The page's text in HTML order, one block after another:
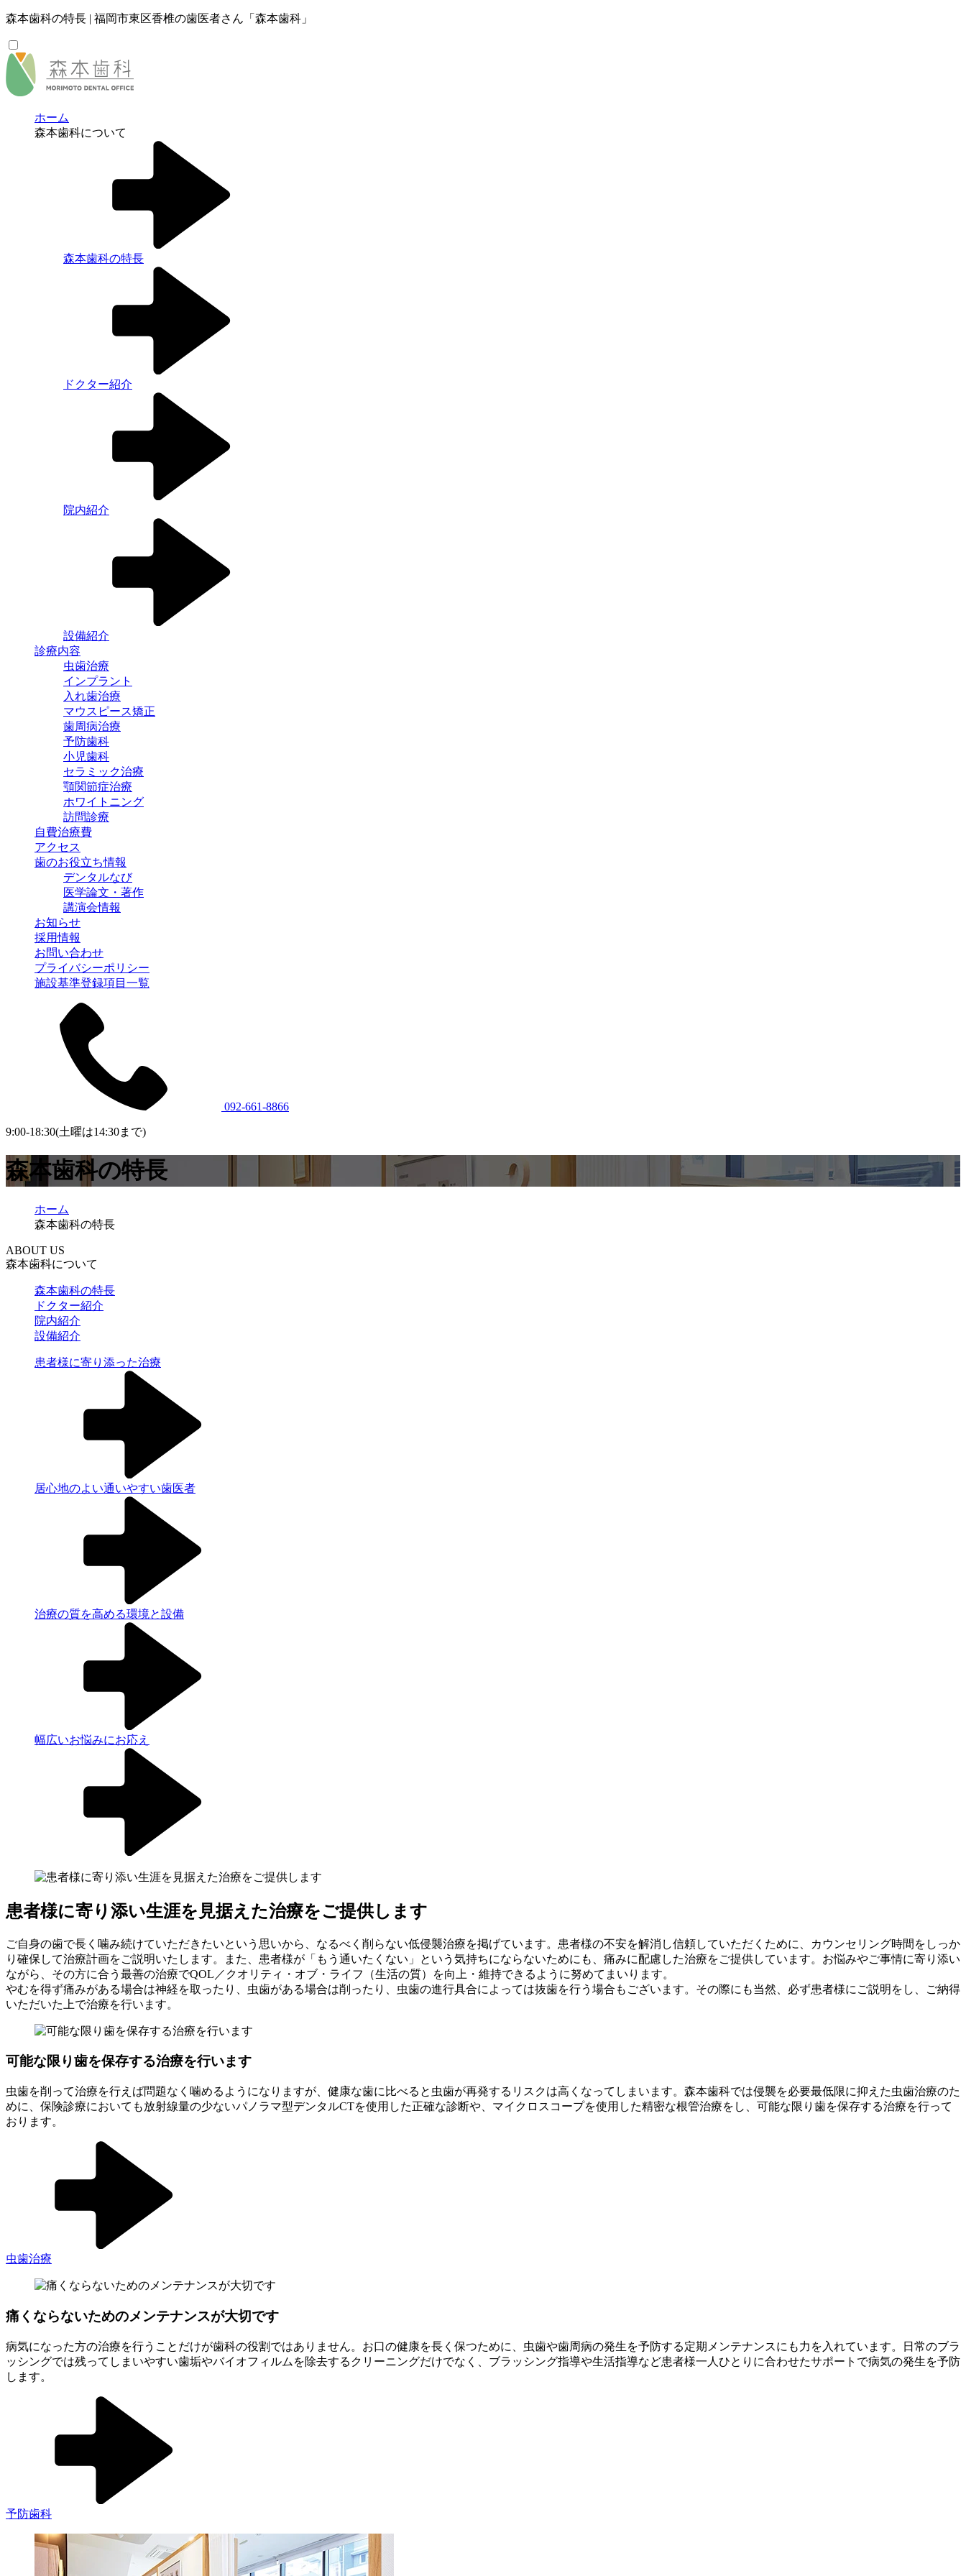
森本歯科の特長 | 福岡市東区香椎の歯医者さん「森本歯科」
ホーム
森本歯科について
森本歯科の特長
ドクター紹介
院内紹介
設備紹介
診療内容
虫歯治療
インプラント
入れ歯治療
マウスピース矯正
歯周病治療
予防歯科
小児歯科
セラミック治療
顎関節症治療
ホワイトニング
訪問診療
自費治療費
アクセス
歯のお役立ち情報
デンタルなび
医学論文・著作
講演会情報
お知らせ
採用情報
お問い合わせ
プライバシーポリシー
施設基準登録項目一覧
092-661-8866
9:00-18:30(土曜は14:30まで)
森本歯科の特長
ホーム
森本歯科の特長
ABOUT US
森本歯科について
森本歯科の特長
ドクター紹介
院内紹介
設備紹介
患者様に寄り添った治療
居心地のよい通いやすい歯医者
治療の質を高める環境と設備
幅広いお悩みにお応え
患者様に寄り添い生涯を見据えた治療をご提供します
ご自身の歯で長く噛み続けていただきたいという思いから、なるべく削らない低侵襲治療を掲げています。患者様の不安を解消し信頼していただくために、カウンセリング時間をしっか
り確保して治療計画をご説明いたします。また、患者様が「もう通いたくない」という気持ちにならないためにも、痛みに配慮した治療をご提供しています。お悩みやご事情に寄り添い
ながら、その方に合う最善の治療でQOL／クオリティ・オブ・ライフ（生活の質）を向上・維持できるように努めてまいります。
やむを得ず痛みがある場合は神経を取ったり、虫歯がある場合は削ったり、虫歯の進行具合によっては抜歯を行う場合もございます。その際にも当然、必ず患者様にご説明をし、ご納得
いただいた上で治療を行います。
可能な限り歯を保存する治療を行います
虫歯を削って治療を行えば問題なく噛めるようになりますが、健康な歯に比べると虫歯が再発するリスクは高くなってしまいます。森本歯科では侵襲を必要最低限に抑えた虫歯治療のた
めに、保険診療においても放射線量の少ないパノラマ型デンタルCTを使用した正確な診断や、マイクロスコープを使用した精密な根管治療をし、可能な限り歯を保存する治療を行って
おります。
虫歯治療
痛くならないためのメンテナンスが大切です
病気になった方の治療を行うことだけが歯科の役割ではありません。お口の健康を長く保つために、虫歯や歯周病の発生を予防する定期メンテナンスにも力を入れています。日常のブラ
ッシングでは残ってしまいやすい歯垢やバイオフィルムを除去するクリーニングだけでなく、ブラッシング指導や生活指導など患者様一人ひとりに合わせたサポートで病気の発生を予防
します。
予防歯科